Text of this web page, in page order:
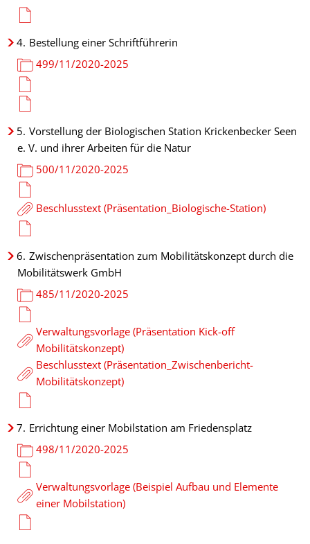
4. Bestellung einer Schriftführerin
499/11/2020-2025
5. Vorstellung der Biologischen Station Krickenbecker Seen
e. V. und ihrer Arbeiten für die Natur
500/11/2020-2025
Beschlusstext (Präsentation_Biologische-Station)
6. Zwischenpräsentation zum Mobilitätskonzept durch die
Mobilitätswerk GmbH
485/11/2020-2025
Verwaltungsvorlage (Präsentation Kick-off
Mobilitätskonzept)
Beschlusstext (Präsentation_Zwischenbericht-
Mobilitätskonzept)
7. Errichtung einer Mobilstation am Friedensplatz
498/11/2020-2025
Verwaltungsvorlage (Beispiel Aufbau und Elemente
einer Mobilstation)